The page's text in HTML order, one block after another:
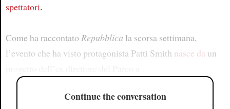
spettatori.
Come ha raccontatoRepubblica la scorsa settimana,
l’evento che ha visto protagonista Patti Smith nasce da un
Continue the conversation